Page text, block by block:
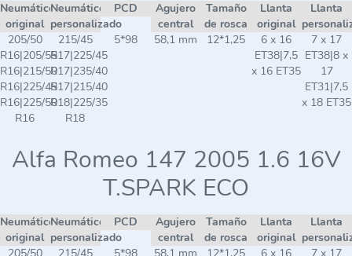
Neumático
original
Neumático
personalizado
PCD
Agujero
central
Tamaño
de rosca
Llanta
original
Llanta
205/50
R16|205/55
R16|215/50
R16|225/45
R16|225/50
R16
215/45
R17|225/45
R17|235/40
R17|215/40
R18|225/35
R18
5*98 58,1 mm 12*1,25
6 x 16
ET38|7,5
x 16 ET35
7 x 17
ET38|8 x
17
ET31|7,5
x 18 ET35
Alfa Romeo 147 2005 1.6 16V
T.SPARK ECO
Neumático
original
Neumático
personalizado
PCD
Agujero
central
Tamaño
de rosca
Llanta
original
Llanta